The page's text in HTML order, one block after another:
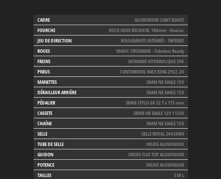
CADRE
ALUMINIUM LIGHT BOOST
FOURCHE
ROCK SHOX RECON RL 100mm - OneLoc
JEU DE DIRECTION
ROULEMENTS INTÉGRÉS - TAPERED
ROUES
MAVIC CROSSMAX - Tubeless Ready
FREINS
SHIMANO HYDRAULIQUE 396
PNEUS
CONTINENTAL RACE KING 29X2,20
MANETTES
SRAM NX EAGLE 12V
DÉRAILLEUR ARRIÈRE
SRAM NX EAGLE 12V
PÉDALIER
SRAM STYLO 6K 32 T x 175 mm
CASSETE
SRAM NX EAGLE 12V 11/50
CHAÍNE
SRAM NX EAGLE 12V
SELLE
SELLE ROYAL 2043HRN
TUBE DE SELLE
INSIDE ALUMINIUM
GUIDON
INSIDE FLAT TOP ALUMINIUM
POTENCE
INSIDE ALUMINIUM
TAILLES
S M L